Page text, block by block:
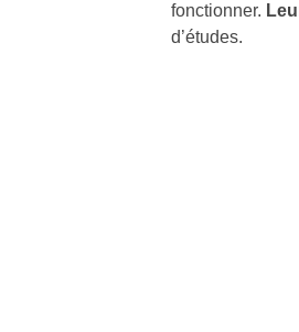
fonctionner.
d’études.